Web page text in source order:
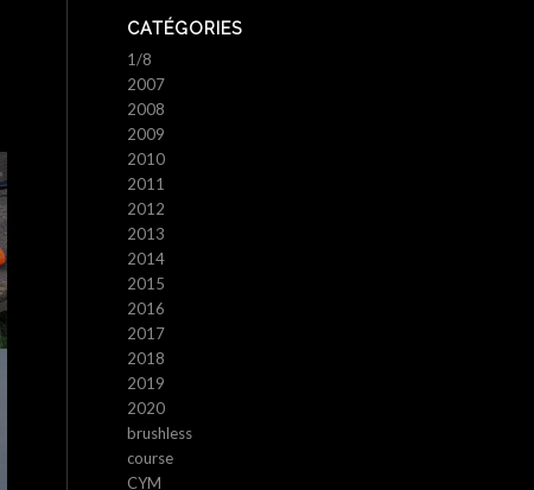
CATÉGORIES
1/8
2007
2008
2009
2010
2011
2012
2013
2014
2015
2016
2017
2018
2019
2020
brushless
course
CYM